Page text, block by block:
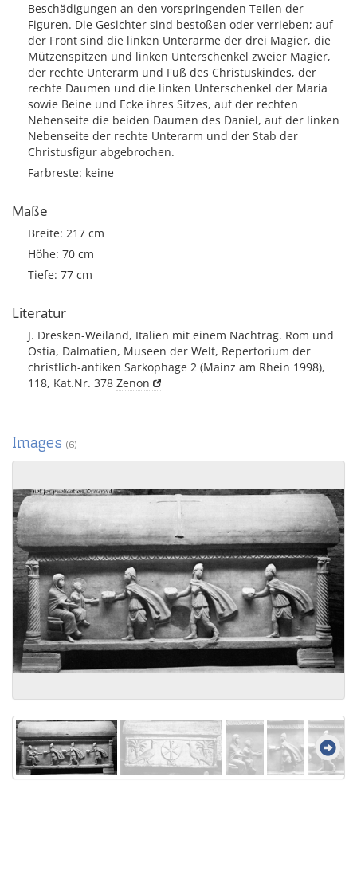
Beschädigungen an den vorspringenden Teilen der
Figuren. Die Gesichter sind bestoßen oder verrieben; auf
der Front sind die linken Unterarme der drei Magier, die
Mützenspitzen und linken Unterschenkel zweier Magier,
der rechte Unterarm und Fuß des Christuskindes, der
rechte Daumen und die linken Unterschenkel der Maria
sowie Beine und Ecke ihres Sitzes, auf der rechten
Nebenseite die beiden Daumen des Daniel, auf der linken
Nebenseite der rechte Unterarm und der Stab der
Christusfigur abgebrochen.
Farbreste: keine
Maße
Breite: 217 cm
Höhe: 70 cm
Tiefe: 77 cm
Literatur
J. Dresken-Weiland, Italien mit einem Nachtrag. Rom und
Ostia, Dalmatien, Museen der Welt, Repertorium der
christlich-antiken Sarkophage 2 (Mainz am Rhein 1998),
118, Kat.Nr. 378 Zenon
Images (6)